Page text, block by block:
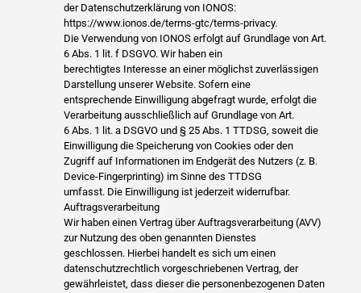
der Datenschutzerklärung von IONOS:
https://www.ionos.de/terms-gtc/terms-privacy.
Die Verwendung von IONOS erfolgt auf Grundlage von Art.
6 Abs. 1 lit. f DSGVO. Wir haben ein
berechtigtes Interesse an einer möglichst zuverlässigen
Darstellung unserer Website. Sofern eine
entsprechende Einwilligung abgefragt wurde, erfolgt die
Verarbeitung ausschließlich auf Grundlage von Art.
6 Abs. 1 lit. a DSGVO und § 25 Abs. 1 TTDSG, soweit die
Einwilligung die Speicherung von Cookies oder den
Zugriff auf Informationen im Endgerät des Nutzers (z. B.
Device-Fingerprinting) im Sinne des TTDSG
umfasst. Die Einwilligung ist jederzeit widerrufbar.
Auftragsverarbeitung
Wir haben einen Vertrag über Auftragsverarbeitung (AVV)
zur Nutzung des oben genannten Dienstes
geschlossen. Hierbei handelt es sich um einen
datenschutzrechtlich vorgeschriebenen Vertrag, der
gewährleistet, dass dieser die personenbezogenen Daten